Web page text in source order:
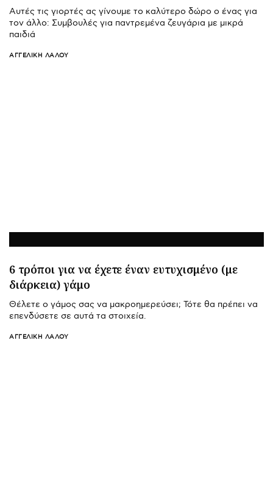
Αυτές τις γιορτές ας γίνουμε το καλύτερο δώρο ο ένας για
τον άλλο: Συμβουλές για παντρεμένα ζευγάρια με μικρά
παιδιά
ΑΓΓΕΛΙΚΉ ΛΆΛΟΥ
6 τρόποι για να έχετε έναν ευτυχισμένο (με
διάρκεια) γάμο
Θέλετε ο γάμος σας να μακροημερεύσει; Τότε θα πρέπει να
επενδύσετε σε αυτά τα στοιχεία.
ΑΓΓΕΛΙΚΉ ΛΆΛΟΥ